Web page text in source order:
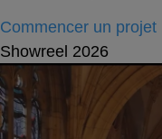
Commencer un projet
Showreel 2026